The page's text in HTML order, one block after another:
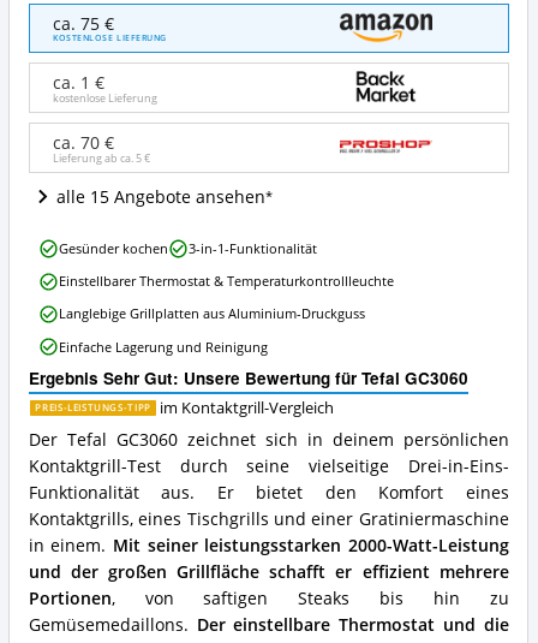
GC3060
Angebote:
dieser
Kontaktgrill
erhältlich?
ca. 75 €
KOSTENLOSE LIEFERUNG
ca. 1 €
kostenlose Lieferung
ca. 70 €
Lieferung ab ca.5 €
alle 15 Angebote ansehen
Ergebnis Sehr Gut: Unsere Bewertung für Tefal GC3060
PREIS-LEISTUNGS-TIPP im Kontaktgrill-Vergleich
Der Tefal GC3060 zeichnet sich in deinem persönlichen
Kontaktgrill-Test durch seine vielseitige Drei-in-Eins-
Funktionalität aus. Er bietet den Komfort eines
Kontaktgrills, eines Tischgrills und einer Gratiniermaschine
in einem. Mit seiner leistungsstarken 2000-Watt-Leistung
und der großen Grillfläche schafft er effizient mehrere
Portionen, von saftigen Steaks bis hin zu
Gemüsemedaillons. Der einstellbare Thermostat und die
Tefal
GC3060
Vorteile:
Was
spricht
für
diesen
Kontaktgrill?
Gesünder kochen
3-in-1-Funktionalität
Einstellbarer Thermostat & Temperaturkontrollleuchte
Langlebige Grillplatten aus Aluminium-Druckguss
Einfache Lagerung und Reinigung